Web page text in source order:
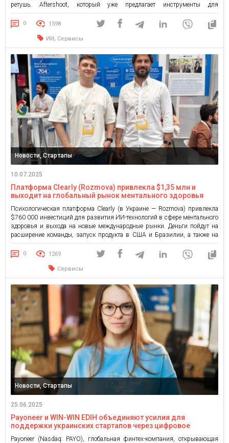
ретушь. Aftershoot, который уже предлагает инструменты для
безлимитного отбора и редактирования снимков, теперь дополняет
функционал ретушью — завершая полный цикл пост-обработки
портретов. До этого функция была доступна только ранним
пользователям, но теперь AI […]
0 1598
ИИ, Сервисы
Новости, Стартапы
10.07.2025
Платформа Clearly (Rozmova) привлекла $1,35 млн и
выходит на глобальный рынок ментального здоровья
Психологическая платформа Clearly (в Украине — Rozmova) привлекла
$760 000 инвестиций для развития ИИ-технологий в сфере ментального
здоровья и выхода на новые международные рынки. Деньги пойдут на
расширение команды, запуск продукта в США и Бразилии, а также на
создание инструментов на основе ИИ. Что планирует команда? Clearly
сосредотачивается на двух направлениях, а именно разработке
автономной […]
0 1269
Сервисы
Новости, Стартапы
25.06.2025
Payoneer и WIN-WIN EDIH объединяют усилия для
поддержки украинских стартапов через цифровое
образование с фокусом на глобальные рынки
Payoneer (Nasdaq: PAYO), глобальная финтех-компания, открывающая